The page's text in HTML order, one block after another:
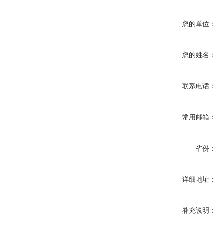
您的单位：
您的姓名：
联系电话：
常用邮箱：
省份：
详细地址：
补充说明：